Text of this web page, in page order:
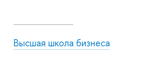
Высшая школа бизнеса